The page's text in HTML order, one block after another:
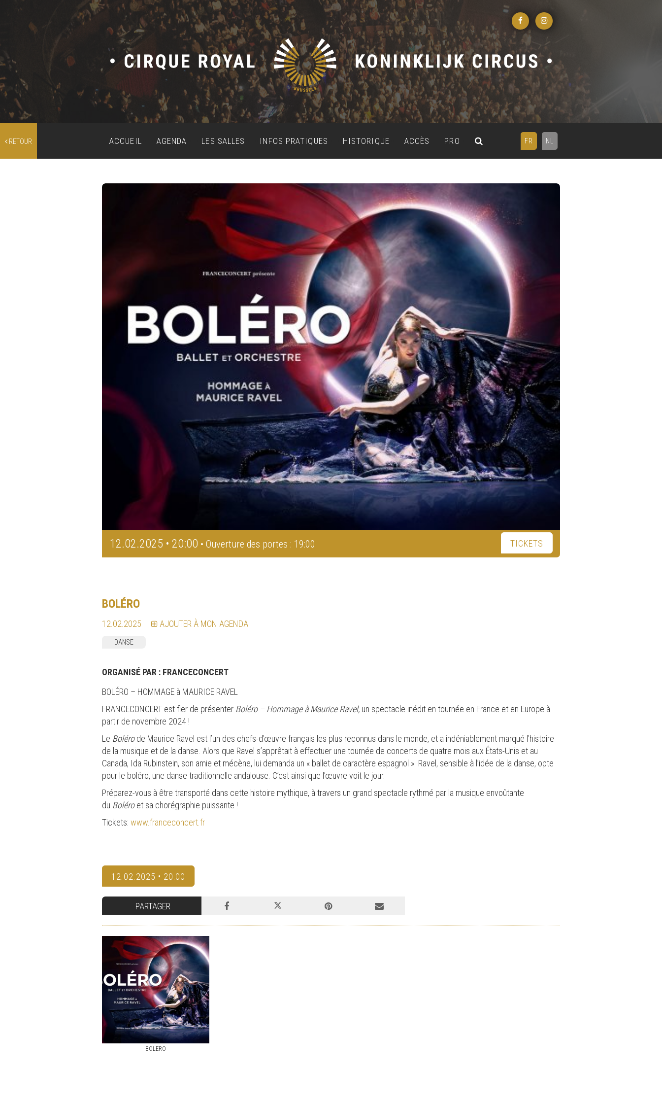
RETOUR FR NL
ACCUEIL AGENDA LES SALLES INFOS PRATIQUES HISTORIQUE ACCÈS PRO
12.02.2025 • 20:00 • Ouverture des portes : 19:00 TICKETS
BOLÉRO
12.02.2025 AJOUTER À MON AGENDA
DANSE
ORGANISÉ PAR : FRANCECONCERT
BOLÉRO – HOMMAGE à MAURICE RAVEL
FRANCECONCERT est fier de présenter Boléro – Hommage à Maurice Ravel, un spectacle inédit en tournée en France et en Europe à
partir de novembre 2024 !
Le Bolérode Maurice Ravel est l’un des chefs-d’œuvre français les plus reconnus dans le monde, et a indéniablement marqué l’histoire
de la musique et de la danse. Alors que Ravel s’apprêtait à effectuer une tournée de concerts de quatre mois aux États-Unis et au
Canada, Ida Rubinstein, son amie et mécène, lui demanda un « ballet de caractère espagnol ». Ravel, sensible à l’idée de la danse, opte
pour le boléro, une danse traditionnelle andalouse. C’est ainsi que l’œuvre voit le jour.
Préparez-vous à être transporté dans cette histoire mythique, à travers un grand spectacle rythmé par la musique envoûtante
du Boléroet sa chorégraphie puissante !
Tickets: www.franceconcert.fr
12.02.2025 • 20:00
PARTAGER
BOLERO